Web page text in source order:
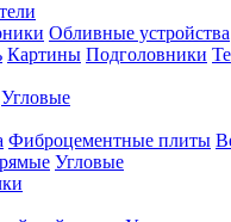
Обливные устройства
Картины Подголовники
Угловые
Фиброцементные плиты
Угловые